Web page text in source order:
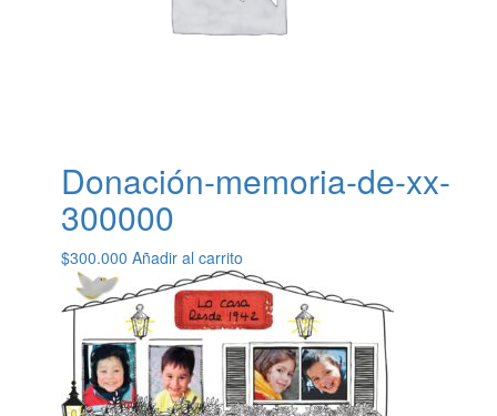
Donación-memoria-de-xx-
300000
$300.000 Añadir al carrito